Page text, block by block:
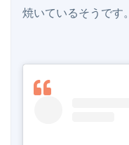
焼いているそうです。